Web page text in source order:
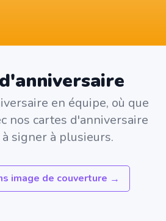
en équipe, où que
nos cartes d'anniversaire
signer à plusieurs.
image de couverture →